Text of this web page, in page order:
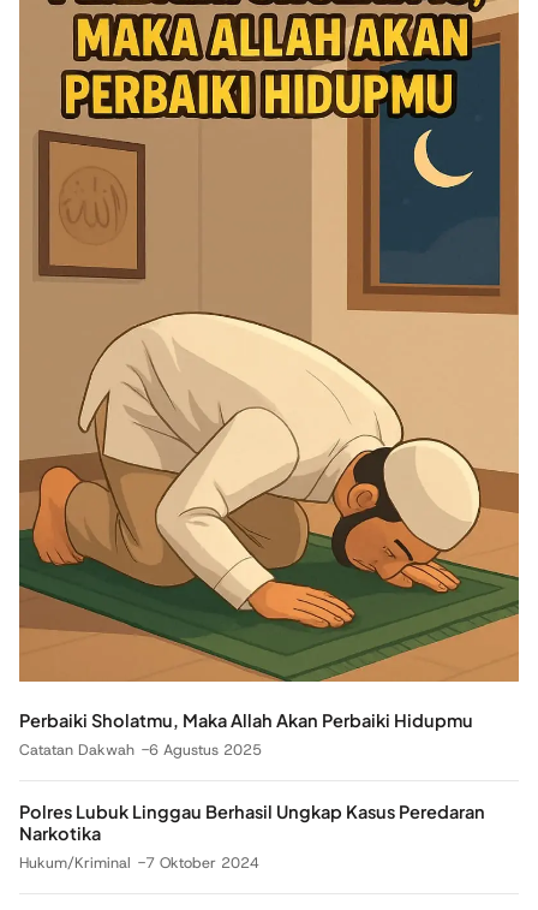
Perbaiki Sholatmu, Maka Allah Akan Perbaiki Hidupmu
Catatan Dakwah 6 Agustus 2025
Polres Lubuk Linggau Berhasil Ungkap Kasus Peredaran
Narkotika
Hukum/Kriminal 7 Oktober 2024